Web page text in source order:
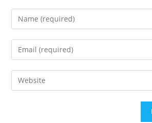
Enter
your
name
comment
Enter
your
email
address
Enter
your